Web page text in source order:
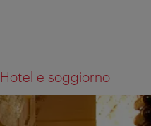
Hotel e soggiorno
CERCA